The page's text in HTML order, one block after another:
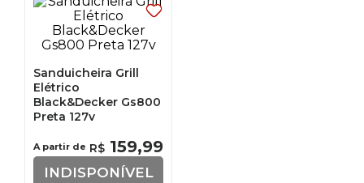
Sanduicheira Grill
Elétrico
Black&Decker Gs800
Preta 127v
A partir de R$ 159,99
INDISPONÍVEL